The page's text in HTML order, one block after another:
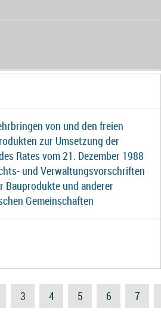
von und den freien
zur Umsetzung der
Rates vom 21. Dezember 1988
und Verwaltungsvorschriften
Bauprodukte und anderer
Gemeinschaften
3 4 5 6 7